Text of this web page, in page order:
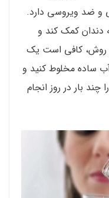
و ضد ویروسی دارد.
دندان کمک کند و
روش، کافی است یک
ساده مخلوط کنید و
چند بار در روز انجام